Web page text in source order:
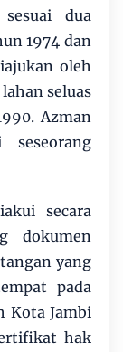
dua
1974 dan
oleh
seluas
Azman
secara
dokumen
yang
pada
Kota Jambi
hak